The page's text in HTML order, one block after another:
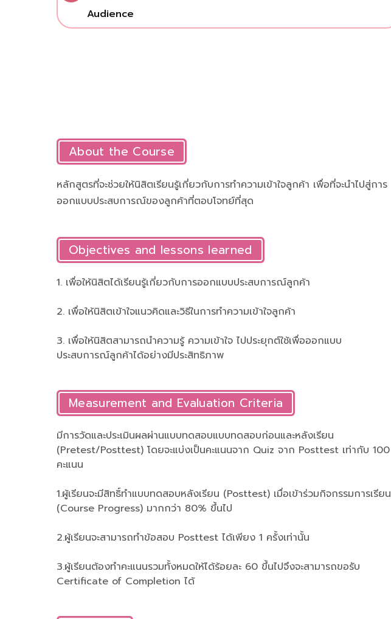
Audience
About the Course
หลักสูตรที่จะช่วยให้นิสิตเรียนรู้เกี่ยวกับการทำความเข้าใจลูกค้า เพื่อที่จะนำไปสู่การ
ออกแบบประสบการณ์ของลูกค้าที่ตอบโจทย์ที่สุด
Objectives and lessons learned
1. เพื่อให้นิสิตได้เรียนรู้เกี่ยวกับการออกแบบประสบการณ์ลูกค้า
2. เพื่อให้นิสิตเข้าใจแนวคิดและวิธีในการทำความเข้าใจลูกค้า
3. เพื่อให้นิสิตสามารถนำความรู้ ความเข้าใจ ไปประยุกต์ใช้เพื่อออกแบบ
ประสบการณ์ลูกค้าได้อย่างมีประสิทธิภาพ
Measurement and Evaluation Criteria
มีการวัดและประเมินผลผ่านแบบทดสอบแบบทดสอบก่อนและหลังเรียน
(Pretest/Posttest) โดยจะแบ่งเป็นคะแนนจาก Quiz จาก Posttest เท่ากับ 100
คะแนน
1.ผู้เรียนจะมีสิทธิ์ทำแบบทดสอบหลังเรียน (Posttest) เมื่อเข้าร่วมกิจกรรมการเรียน
(Course Progress) มากกว่า 80% ขึ้นไป
2.ผู้เรียนจะสามารถทำข้อสอบ Posttest ได้เพียง 1 ครั้งเท่านั้น
3.ผู้เรียนต้องทำคะแนนรวมทั้งหมดให้ได้ร้อยละ 60 ขึ้นไปจึงจะสามารถขอรับ
Certificate of Completion ได้